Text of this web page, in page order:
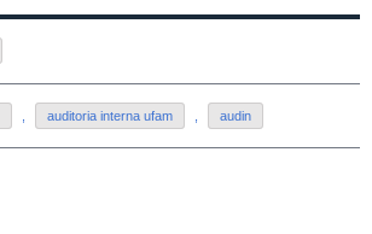
auditoria interna ufam audin